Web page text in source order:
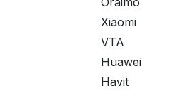
Xiaomi
VTA
Huawei
Havit